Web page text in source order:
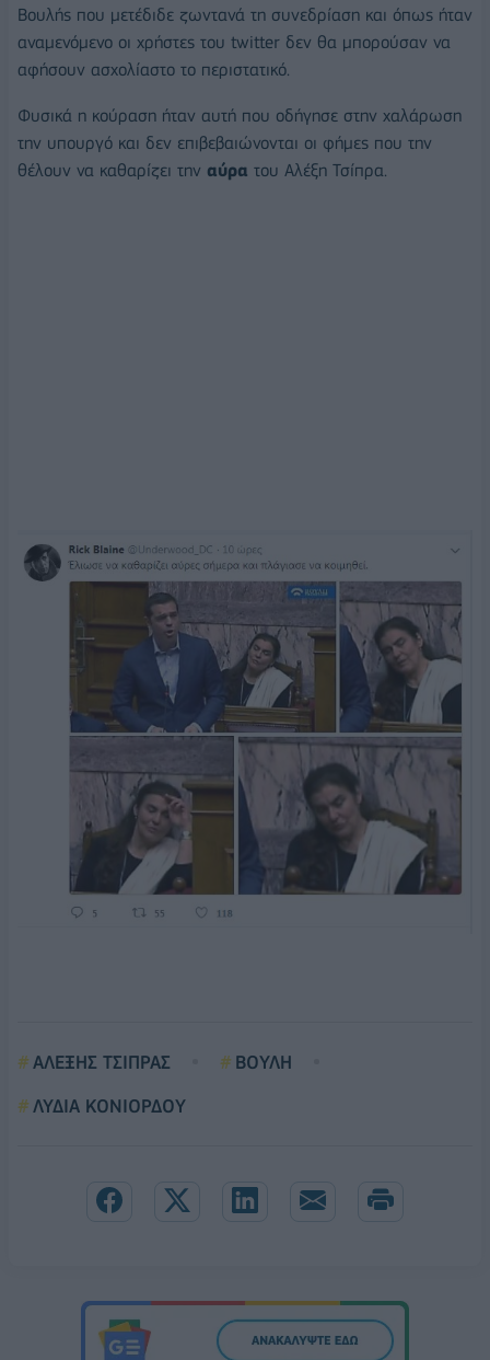
Βουλής που μετέδιδε ζωντανά τη συνεδρίαση και όπως ήταν
αναμενόμενο οι χρήστες του twitter δεν θα μπορούσαν να
αφήσουν ασχολίαστο το περιστατικό.
Φυσικά η κούραση ήταν αυτή που οδήγησε στην χαλάρωση
την υπουργό και δεν επιβεβαιώνονται οι φήμες που την
θέλουν να καθαρίζει την αύρα του Αλέξη Τσίπρα.
ΑΛΕΞΗΣ ΤΣΙΠΡΑΣ
ΒΟΥΛΗ
ΛΥΔΙΑ ΚΟΝΙΟΡΔΟΥ